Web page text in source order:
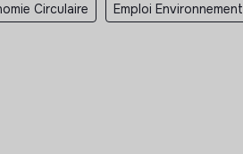
Circulaire Emploi Environnement